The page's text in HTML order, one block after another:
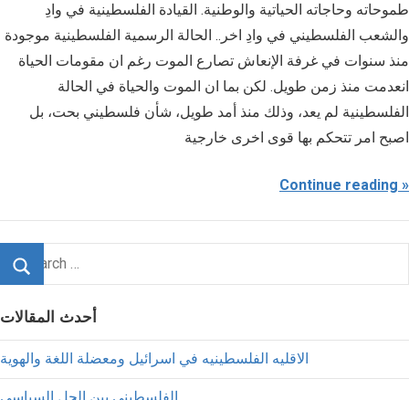
طموحاته وحاجاته الحياتية والوطنية. القيادة الفلسطينية في وادِ
والشعب الفلسطيني في وادِ اخر.. الحالة الرسمية الفلسطينية موجودة
منذ سنوات في غرفة الإنعاش تصارع الموت رغم ان مقومات الحياة
انعدمت منذ زمن طويل. لكن بما ان الموت والحياة في الحالة
الفلسطينية لم يعد، وذلك منذ أمد طويل، شأن فلسطيني بحت، بل
اصبح امر تتحكم بها قوى اخرى خارجية
Continue reading
أحدث المقالات
الاقليه الفلسطينيه في اسرائيل ومعضلة اللغة والهوية